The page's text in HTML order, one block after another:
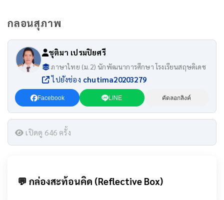
กลอนสุภาพ
ชุติมา เปรมปิยศรี
ภาษาไทย (ม.2) นักพัฒนาการศึกษา โรงเรียนสฤษดิเดช
ไปยังช่อง chutima20203279
Facebook LINE คัดลอกลิงค์
เปิดดู 646 ครั้ง
💬 กล่องสะท้อนคิด (Reflective Box)